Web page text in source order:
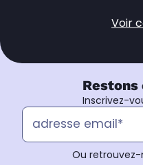
Voir
Restons
Inscrivez-
Ou retrouvez-